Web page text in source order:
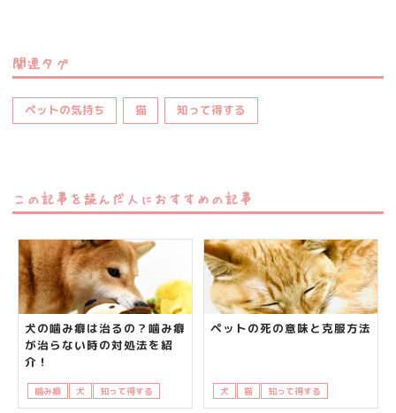
関連タグ
ペットの気持ち 猫 知って得する
この記事を読んだ人におすすめの記事
犬の噛み癖は治るの？噛み癖
が治らない時の対処法を紹
介！
噛み癖 犬 知って得する 飼い主の悩み
ペットの死の意味と克服方法
犬 猫 知って得する